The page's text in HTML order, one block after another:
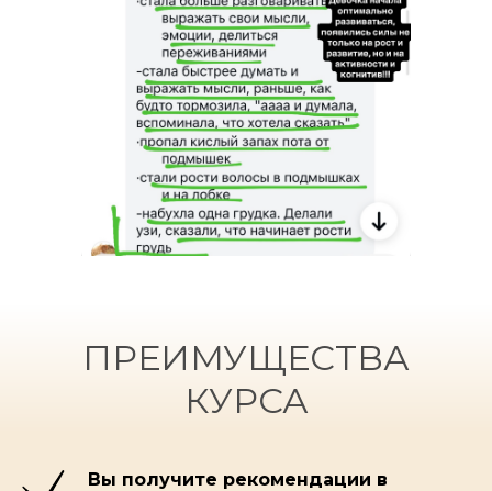
ПРЕИМУЩЕСТВА
КУРСА
Вы получите рекомендации в